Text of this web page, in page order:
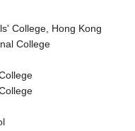
College, Hong Kong
College